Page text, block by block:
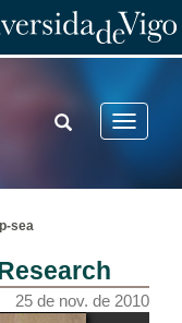
Toggle
TOGGLE
SEARCH
sea
25 de nov. de 2010